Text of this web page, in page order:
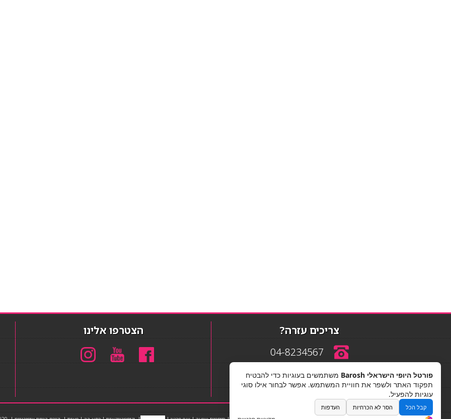
צריכים עזרה?
04-8234567
info@barosh.co.il
הצטרפו אלינו
פורטל היופי הישראלי Barosh
משתמשים בעוגיות כדי להבטיח
תפקוד האתר ולשפר את חוויית המשתמש. אפשר לבחור אילו סוגי
עוגיות להפעיל.
קבל הכל הסר לא הכרחיות העדפות